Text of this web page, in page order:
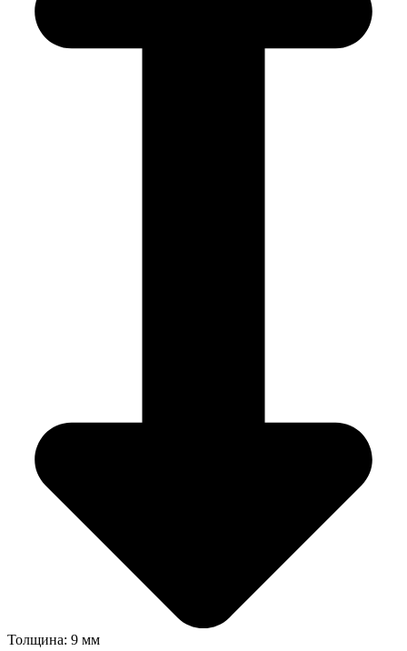
Толщина: 9 мм